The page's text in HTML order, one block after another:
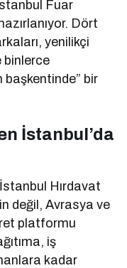
Fuar
Dört
yenilikçi
binlerce
başkentinde” bir
İstanbul’da
Hırdavat
değil, Avrasya ve
platformu
iş
kadar